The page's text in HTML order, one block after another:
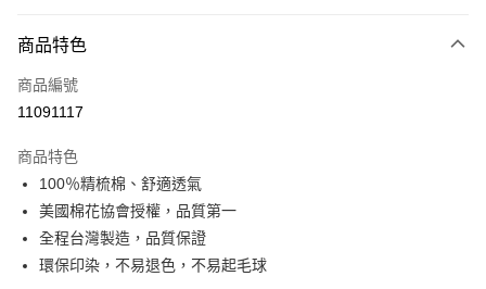
信用卡一次付款
超商取貨付款
Apple Pay
悠遊付
Google Pay
商品特色
商品編號
11091117
商品特色
100％精梳棉、舒適透氣
美國棉花協會授權，品質第一
全程台灣製造，品質保證
環保印染，不易退色，不易起毛球